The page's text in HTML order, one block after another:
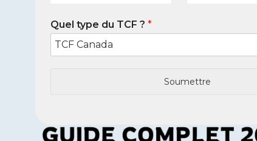
Quel type du TCF ? *
Soumettre